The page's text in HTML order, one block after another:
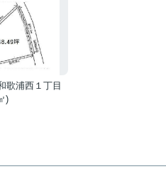
歌浦西１丁目
)